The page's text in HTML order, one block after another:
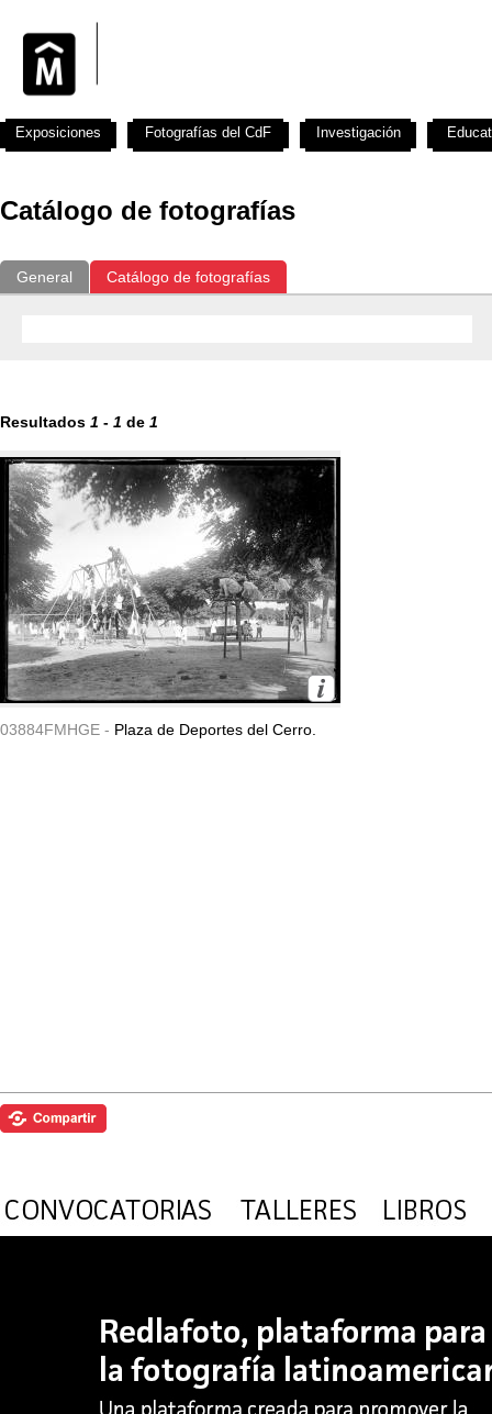
Catálogo de fotografías
General Catálogo de fotografías
Resultados 1 - 1 de 1
03884FMHGE - Plaza de Deportes del Cerro.
Exposiciones Fotografías del CdF Investigación